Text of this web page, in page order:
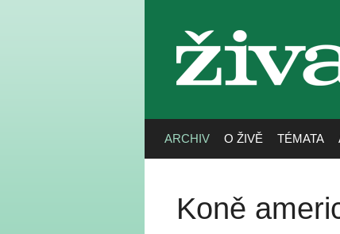
živa
ARCHIV O ŽIVĚ TÉMATA
Koně